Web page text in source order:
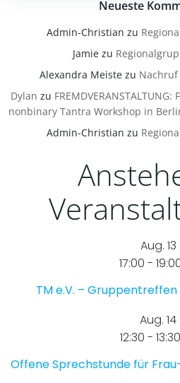
Neueste
Admin-Christian zu
Jamiezu
Alexandra Meiste zu Nachruf
Dylan zu
nonbinary Tantra Workshop in
Admin-Christian zu
Aug. 13
17:00 -
TM e.V. –
Aug. 14
12:30 - 13:30
Offene Sprechstunde für